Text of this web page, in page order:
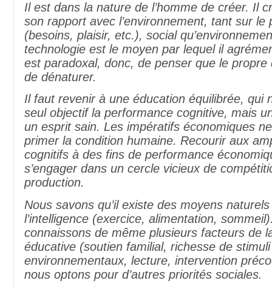
Il est dans la nature de l’homme de créer. Il
son rapport avec l’environnement, tant sur le
(besoins, plaisir, etc.), social
technologie est le moyen par lequel il
est paradoxal, donc, de penser que le propre
de dénaturer.
Il faut revenir à une éducation équilibrée, qui
seul objectif la performance cognitive, mais
un esprit sain. Les impératifs économiques
primer la condition humaine. Recourir aux
cognitifs à des fins de performance
s’engager dans un cercle vicieux de
production.
Nous savons qu’il existe des moyens naturels
l’intelligence (exercice, alimentation,
connaissons de même plusieurs facteurs de
éducative (soutien familial, richesse de stimuli
environnementaux, lecture, intervention
nous optons pour d’autres priorités sociales.